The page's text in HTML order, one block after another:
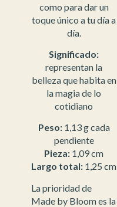
como para dar un
toque único a tu día a
día.
Significado:
representan la
belleza que habita en
la magia de lo
cotidiano
Peso:1,13 g cada
pendiente
Pieza: 1,09 cm
Largo total: 1,25 cm
La prioridad de
Made by Bloom es la